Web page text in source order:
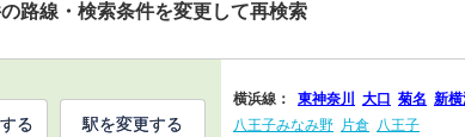
路線・検索条件を変更して再検索
横浜線： 東神奈川 大口 菊名 新
八王子みなみ野 片倉 八王子
る 駅を変更する